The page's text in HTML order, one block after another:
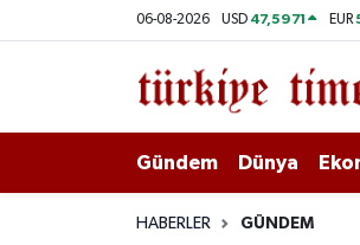
06-08-2026 USD 47,5971 EUR
Gündem Dünya
HABERLER GÜNDEM
Gündem
Hava Durumu
Süper Lig Puan Durumu ve